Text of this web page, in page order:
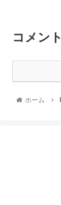
コメント
ホーム